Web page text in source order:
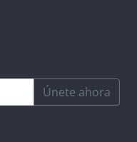
Únete ahora